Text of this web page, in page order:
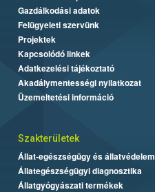
Gazdálkodási adatok
Felügyeleti szervünk
Projektek
Kapcsolódó linkek
Adatkezelési tájékoztató
Akadálymentességi nyilatkozat
Üzemeltetési információ
Szakterületek
Állat-egészségügy és állatvédelem
Állategészségügyi diagnosztika
Állatgyógyászati termékek